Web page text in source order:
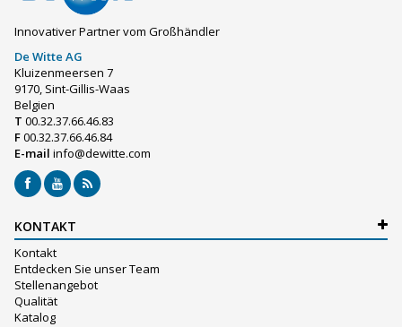
Innovativer Partner vom Großhändler
De Witte AG
Kluizenmeersen 7
9170, Sint-Gillis-Waas
Belgien
T 00.32.37.66.46.83
F00.32.37.66.46.84
E-mail info@dewitte.com
KONTAKT
Kontakt
Entdecken Sie unser Team
Stellenangebot
Qualität
Katalog